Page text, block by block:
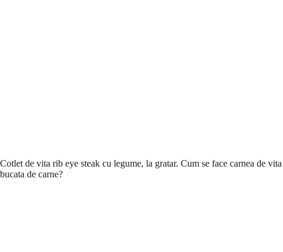
Cotlet de vita rib eye steak cu legume, la gratar. Cum se face carnea de
bucata de carne?